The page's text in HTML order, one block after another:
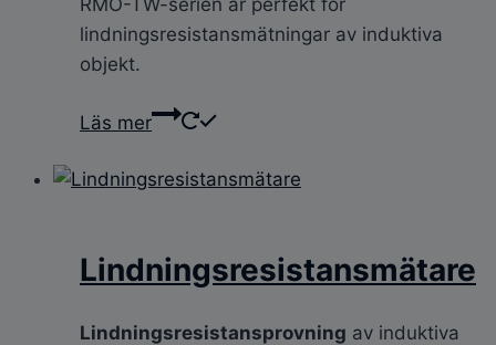
lindningsresistansmätningar av induktiva
objekt.
Läs mer
Lindningsresistansmätare
Lindningsresistansprovning av induktiva